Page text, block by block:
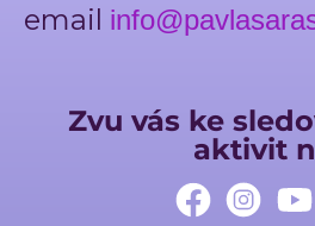
email
Zvu vás ke
aktivit